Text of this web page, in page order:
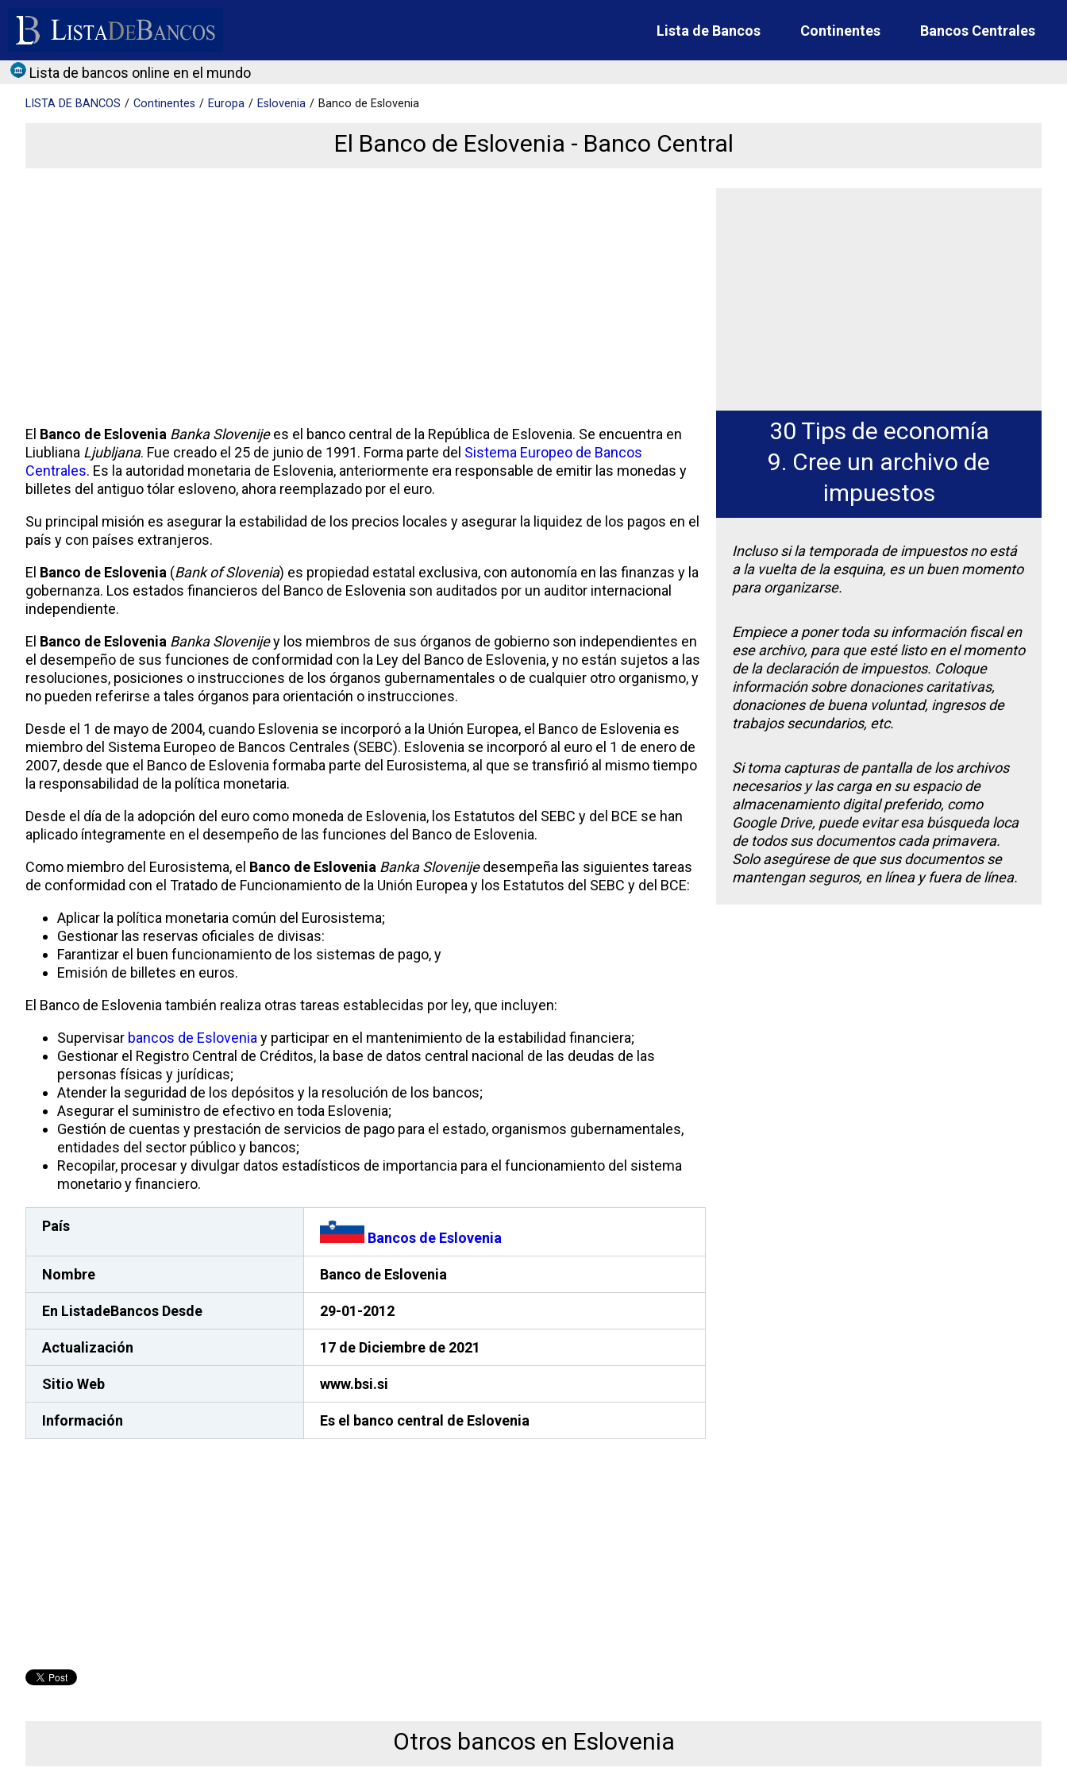
Lista de bancos online en el mundo
Lista de Bancos Continentes Bancos Centrales
LISTA DE BANCOS Continentes Europa Eslovenia Banco de Eslovenia
El Banco de Eslovenia - Banco Central
El Banco de Eslovenia Banka Slovenijees el banco central de la República de Eslovenia. Se encuentra en
Liubliana Ljubljana. Fue creado el 25 de junio de 1991. Forma parte del Sistema Europeo de Bancos
Centrales. Es la autoridad monetaria de Eslovenia, anteriormente era responsable de emitir las monedas y
billetes del antiguo tólar esloveno, ahora reemplazado por el euro.
Su principal misión es asegurar la estabilidad de los precios locales y asegurar la liquidez de los pagos en el
país y con países extranjeros.
El Banco de Eslovenia (Bank of Slovenia) es propiedad estatal exclusiva, con autonomía en las finanzas y la
gobernanza. Los estados financieros del Banco de Eslovenia son auditados por un auditor internacional
independiente.
El Banco de Eslovenia Banka Slovenijey los miembros de sus órganos de gobierno son independientes en
el desempeño de sus funciones de conformidad con la Ley del Banco de Eslovenia, y no están sujetos a las
resoluciones, posiciones o instrucciones de los órganos gubernamentales o de cualquier otro organismo, y
no pueden referirse a tales órganos para orientación o instrucciones.
Desde el 1 de mayo de 2004, cuando Eslovenia se incorporó a la Unión Europea, el Banco de Eslovenia es
miembro del Sistema Europeo de Bancos Centrales (SEBC). Eslovenia se incorporó al euro el 1 de enero de
2007, desde que el Banco de Eslovenia formaba parte del Eurosistema, al que se transfirió al mismo tiempo
la responsabilidad de la política monetaria.
Desde el día de la adopción del euro como moneda de Eslovenia, los Estatutos del SEBC y del BCE se han
aplicado íntegramente en el desempeño de las funciones del Banco de Eslovenia.
Como miembro del Eurosistema, el Banco de Eslovenia Banka Slovenijedesempeña las siguientes tareas
de conformidad con el Tratado de Funcionamiento de la Unión Europea y los Estatutos del SEBC y del BCE:
Aplicar la política monetaria común del Eurosistema;
Gestionar las reservas oficiales de divisas:
Farantizar el buen funcionamiento de los sistemas de pago, y
Emisión de billetes en euros.
El Banco de Eslovenia también realiza otras tareas establecidas por ley, que incluyen:
Supervisar bancos de Eslovenia y participar en el mantenimiento de la estabilidad financiera;
Gestionar el Registro Central de Créditos, la base de datos central nacional de las deudas de las
personas físicas y jurídicas;
Atender la seguridad de los depósitos y la resolución de los bancos;
Asegurar el suministro de efectivo en toda Eslovenia;
Gestión de cuentas y prestación de servicios de pago para el estado, organismos gubernamentales,
entidades del sector público y bancos;
Recopilar, procesar y divulgar datos estadísticos de importancia para el funcionamiento del sistema
monetario y financiero.
País
Bancos de Eslovenia
Nombre Banco de Eslovenia
En ListadeBancos Desde 29-01-2012
Actualización 17 de Diciembre de 2021
Sitio Web www.bsi.si
Información Es el banco central de Eslovenia
30 Tips de economía
9. Cree un archivo de
impuestos
Incluso si la temporada de impuestos no está
a la vuelta de la esquina, es un buen momento
para organizarse.
Empiece a poner toda su información fiscal en
ese archivo, para que esté listo en el momento
de la declaración de impuestos. Coloque
información sobre donaciones caritativas,
donaciones de buena voluntad, ingresos de
trabajos secundarios, etc.
Si toma capturas de pantalla de los archivos
necesarios y las carga en su espacio de
almacenamiento digital preferido, como
Google Drive, puede evitar esa búsqueda loca
de todos sus documentos cada primavera.
Solo asegúrese de que sus documentos se
mantengan seguros, en línea y fuera de línea.
Otros bancos en Eslovenia